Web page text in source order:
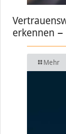
erkennen −
Mehr